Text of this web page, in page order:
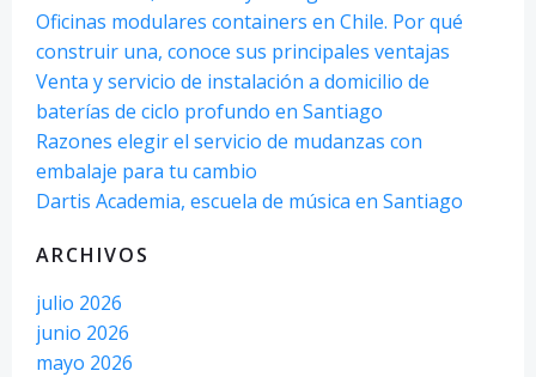
Oficinas modulares containers en Chile. Por qué
construir una, conoce sus principales ventajas
Venta y servicio de instalación a domicilio de
baterías de ciclo profundo en Santiago
Razones elegir el servicio de mudanzas con
embalaje para tu cambio
Dartis Academia, escuela de música en Santiago
ARCHIVOS
julio 2026
junio 2026
mayo 2026